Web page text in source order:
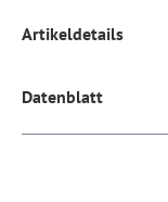
Artikeldetails
Datenblatt